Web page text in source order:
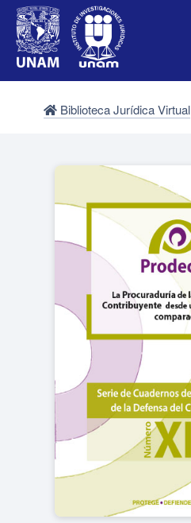
Biblioteca Jurídica Virtual